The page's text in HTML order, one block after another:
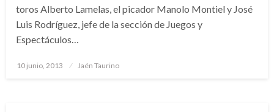
toros Alberto Lamelas, el picador Manolo Montiel y José
Luis Rodríguez, jefe de la sección de Juegos y
Espectáculos…
Publicado
10 junio, 2013 Jaén Taurino